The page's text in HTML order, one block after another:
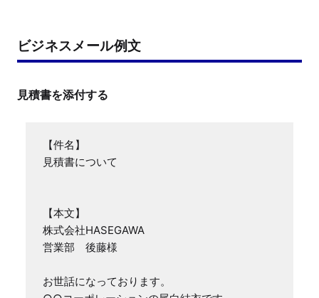
ビジネスメール例文
見積書を添付する
【件名】
見積書について
【本文】
株式会社HASEGAWA
営業部　後藤様
お世話になっております。